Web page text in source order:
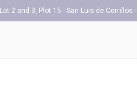
Lot 2 and 3, Plot 15 - San Luis de Cerrillos